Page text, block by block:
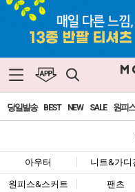
당일발송 BEST NEW SALE 원피스
아우터 니트&가디
원피스&스커트 팬츠